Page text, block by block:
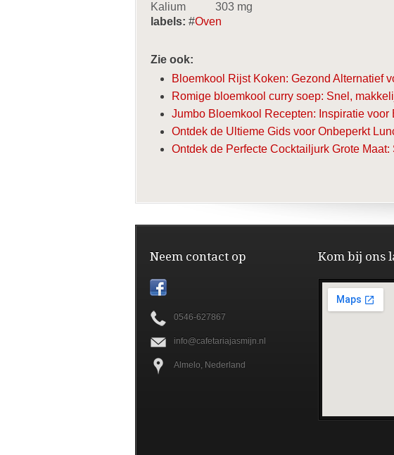
Kalium
303 mg
labels: #Oven
Zie ook:
Bloemkool Rijst Koken: Gezond Alternatief
Romige bloemkool curry soep: Snel,
Jumbo Bloemkool Recepten: Inspiratie voor
Ontdek de Ultieme Gids voor Onbeperkt
Ontdek de Perfecte Cocktailjurk Grote
Neem contact op
0546-627867
info@cafetariajasmijn.nl
Almelo, Nederland
Kom bij ons